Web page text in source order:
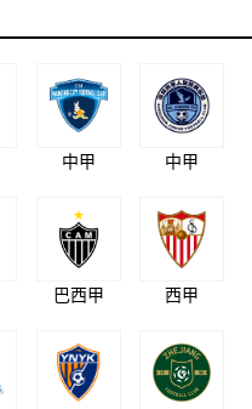
中甲 中甲
巴西甲 西甲